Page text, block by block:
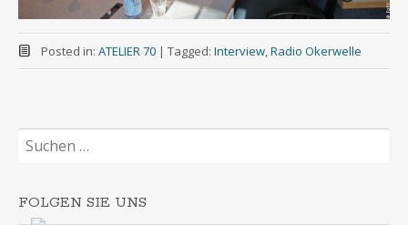
Posted in: ATELIER 70 | Tagged: Interview,Radio Okerwelle
nach:
FOLGEN SIE UNS